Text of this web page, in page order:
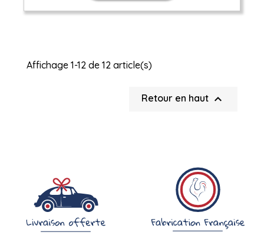
Affichage 1-12 de 12 article(s)
Retour en haut 